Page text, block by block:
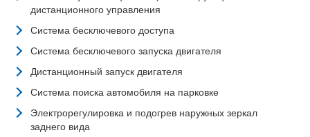
дистанционного управления
Система бесключевого доступа
Система бесключевого запуска двигателя
Дистанционный запуск двигателя
Система поиска автомобиля на парковке
Электрорегулировка и подогрев наружных зеркал
заднего вида